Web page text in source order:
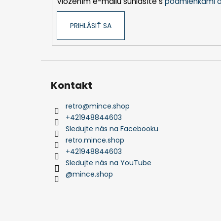
PRIHLÁSIŤ SA
Kontakt
retro@mince.shop
+421948844603
Sledujte nás na Facebooku
retro.mince.shop
+421948844603
Sledujte nás na YouTube
@mince.shop